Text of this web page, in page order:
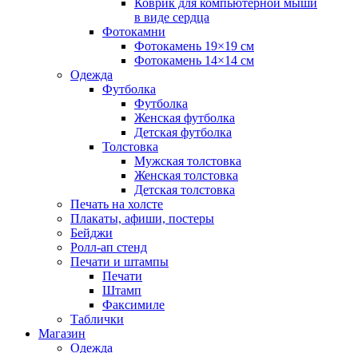
в виде сердца
Фотокамни
Фотокамень 19×19 см
Фотокамень 14×14 см
Одежда
Футболка
Футболка
Женская футболка
Детская футболка
Толстовка
Мужская толстовка
Женская толстовка
Детская толстовка
Печать на холсте
Плакаты, афиши, постеры
Бейджи
Ролл-ап стенд
Печати и штампы
Печати
Штамп
Факсимиле
Таблички
Магазин
Одежда